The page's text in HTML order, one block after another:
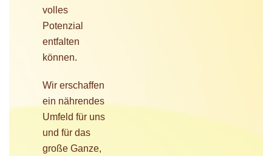
volles
Potenzial
entfalten
können.
Wir erschaffen
ein nährendes
Umfeld für uns
und für das
große Ganze,